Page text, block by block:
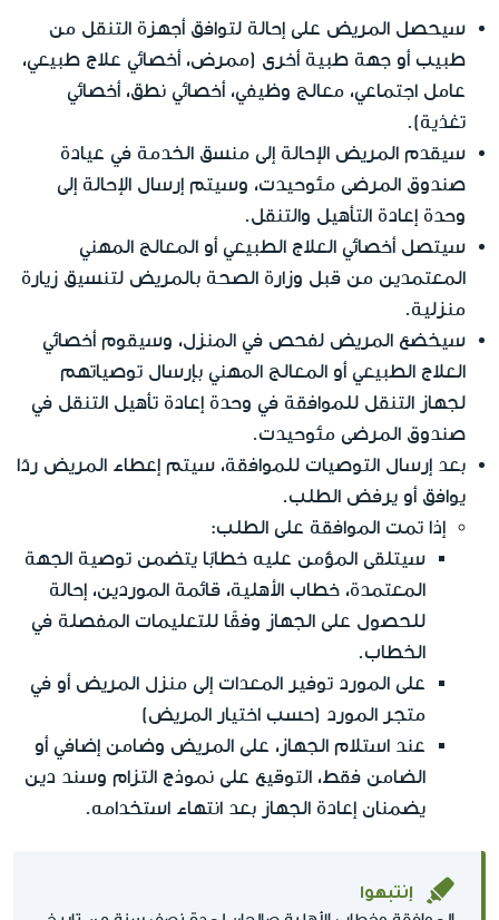
سيحصل المريض على إحالة لتوافق أجهزة التنقل من
طبيب أو جهة طبية أخرى (ممرض، أخصائي علاج طبيعي،
عامل اجتماعي، معالج وظيفي، أخصائي نطق، أخصائي
تغذية).
سيقدم المريض الإحالة إلى منسق الخدمة في عيادة
صندوق المرضى مئوحيدت، وسيتم إرسال الإحالة إلى
وحدة إعادة التأهيل والتنقل.
سيتصل أخصائي العلاج الطبيعي أو المعالج المهني
المعتمدين من قبل وزارة الصحة بالمريض لتنسيق زيارة
منزلية.
سيخضع المريض لفحص في المنزل، وسيقوم أخصائي
العلاج الطبيعي أو المعالج المهني بإرسال توصياتهم
لجهاز التنقل للموافقة في وحدة إعادة تأهيل التنقل في
صندوق المرضى مئوحيدت.
بعد إرسال التوصيات للموافقة، سيتم إعطاء المريض ردًا
يوافق أو يرفض الطلب.
إذا تمت الموافقة على الطلب:
سيتلقى المؤمن عليه خطابًا يتضمن توصية الجهة
المعتمدة، خطاب الأهلية، قائمة الموردين، إحالة
للحصول على الجهاز وفقًا للتعليمات المفصلة في
الخطاب.
على المورد توفير المعدات إلى منزل المريض أو في
متجر المورد (حسب اختيار المريض)
عند استلام الجهاز، على المريض وضامن إضافي أو
الضامن فقط، التوقيع على نموذج التزام وسند دين
يضمنان إعادة الجهاز بعد انتهاء استخدامه.
إنتبهوا